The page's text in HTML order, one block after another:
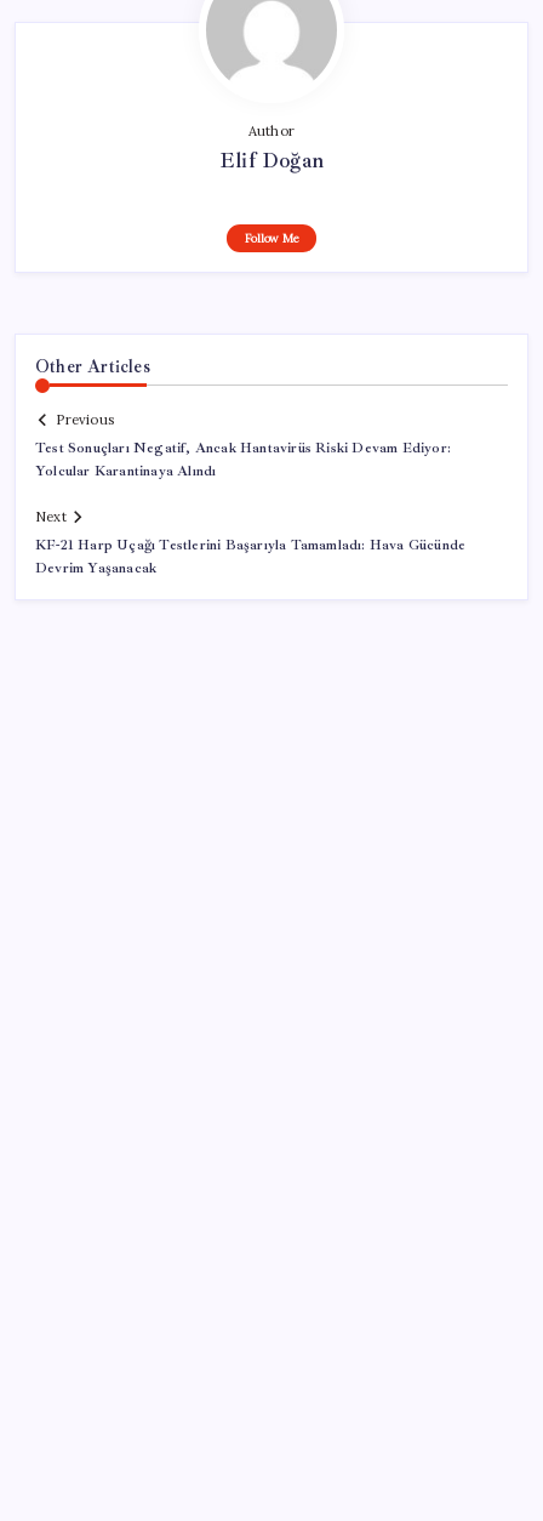
Author
Elif Doğan
Follow Me
Other Articles
Previous
Test Sonuçları Negatif, Ancak Hantavirüs Riski Devam Ediyor:
Yolcular Karantinaya Alındı
Next
KF-21 Harp Uçağı Testlerini Başarıyla Tamamladı: Hava Gücünde
Devrim Yaşanacak